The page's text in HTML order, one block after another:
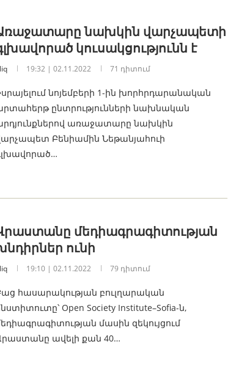
նախկին վարչապետի
կուսակցությունն է
19:32 | 02.11.2022 71 դիտում
նոյեմբերի 1-ին խորհրդարանական
ընտրությունների նախնական
առաջատարը նախկին
Բենիամին Նեթանյահուի
մեդիագրագիտության
ունի
19:10 | 02.11.2022 79 դիտում
հասարակության բուլղարական
Open Society Institute–Sofia-ն,
մասին զեկույցում
ավելի քան 40…